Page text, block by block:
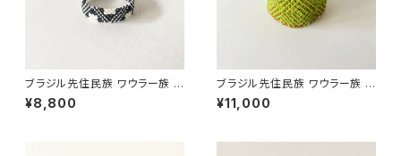
ブラジル先住民族 ワウラー族 ビ
ーズブレスレット 1.5cm幅 内周
15cm
¥8,800
ブラジル先住民族 ワウラー族 ビ
ーズブレスレット 3.5cm幅 内周
18cm
¥11,000